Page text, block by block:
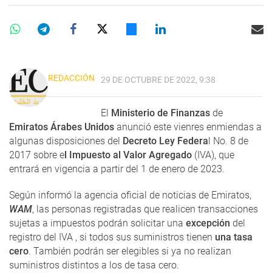
REDACCIÓN 29 DE OCTUBRE DE 2022, 9:38
El Ministerio de Finanzas de
Emiratos Árabes Unidos anunció este vienres enmiendas a
algunas disposiciones del Decreto Ley Federal No. 8 de
2017 sobre el Impuesto al Valor Agregado (IVA), que
entrará en vigencia a partir del 1 de enero de 2023.
Según informó la agencia oficial de noticias de Emiratos,
WAM, las personas registradas que realicen transacciones
sujetas a impuestos podrán solicitar una excepción del
registro del IVA , si todos sus suministros tienen una tasa
cero. También podrán ser elegibles si ya no realizan
suministros distintos a los de tasa cero.